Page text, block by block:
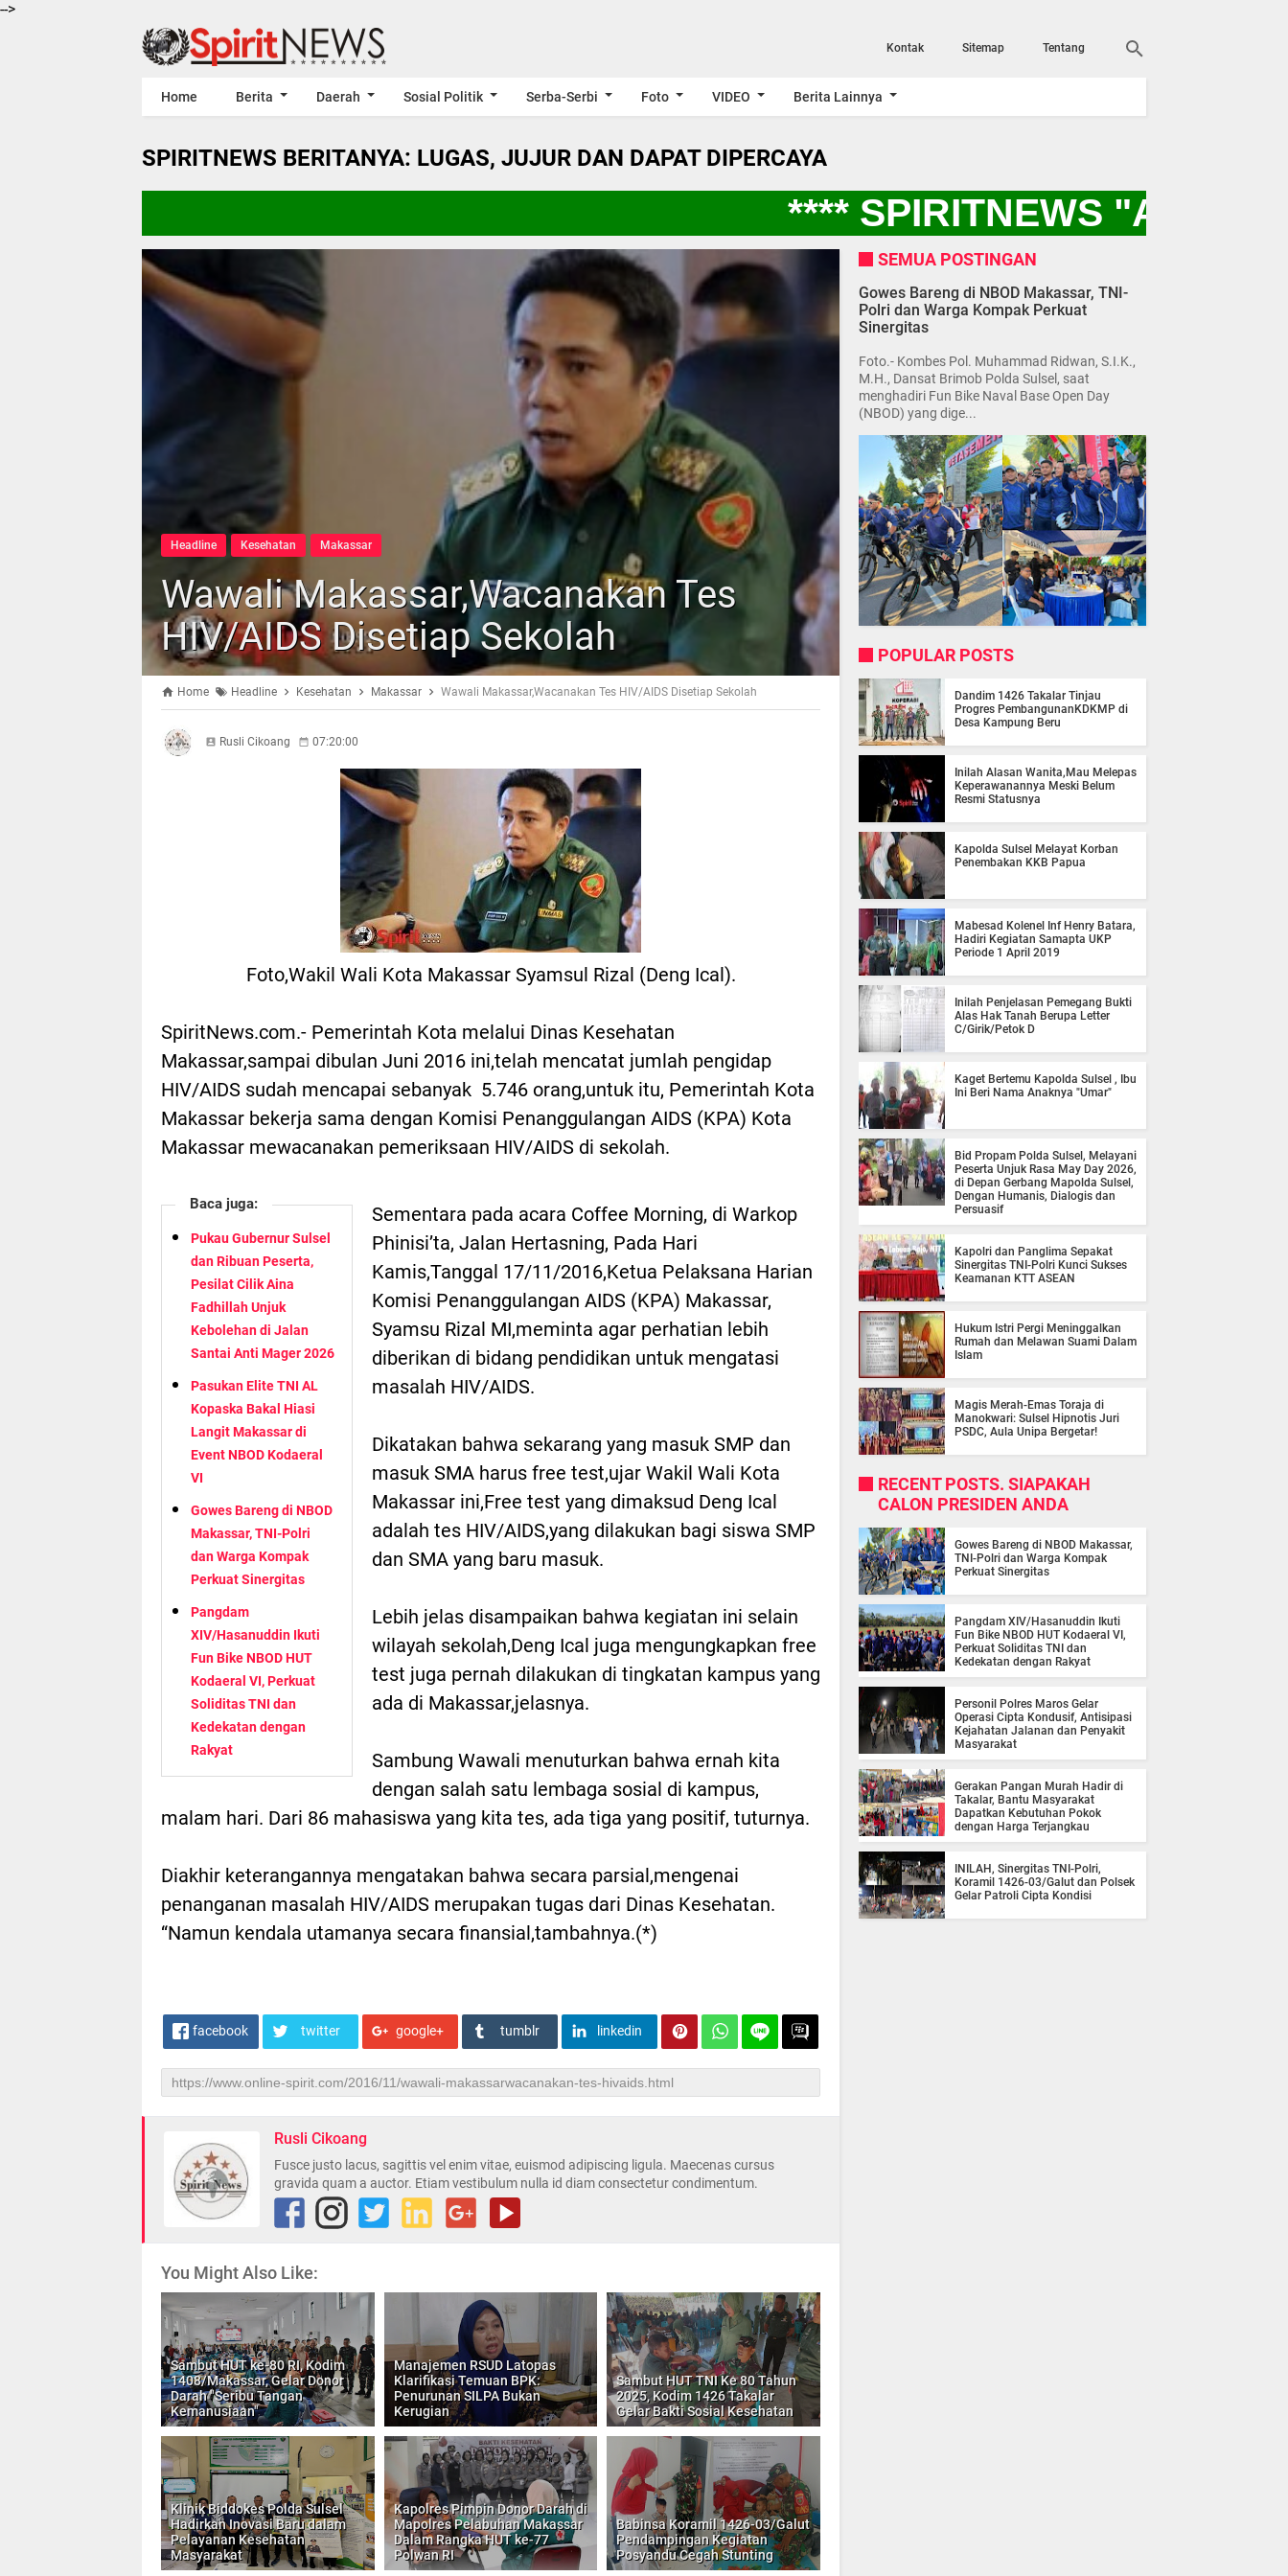
-->
Kontak Sitemap Tentang
Home Berita Daerah Sosial Politik Serba-Serbi Foto VIDEO Berita Lainnya
SPIRITNEWS BERITANYA: LUGAS, JUJUR DAN DAPAT DIPERCAYA
**** SPIRITNEWS "AYO
Headline Kesehatan Makassar
Wawali Makassar,Wacanakan Tes
HIV/AIDS Disetiap Sekolah
Home Headline Kesehatan Makassar Wawali Makassar,Wacanakan Tes HIV/AIDS Disetiap Sekolah
Rusli Cikoang 07:20:00
Foto,Wakil Wali Kota Makassar Syamsul Rizal (Deng Ical).
SpiritNews.com.- Pemerintah Kota melalui Dinas Kesehatan
Makassar,sampai dibulan Juni 2016 ini,telah mencatat jumlah pengidap
HIV/AIDS sudah mencapai sebanyak 5.746 orang,untuk itu, Pemerintah Kota
Makassar bekerja sama dengan Komisi Penanggulangan AIDS (KPA) Kota
Makassar mewacanakan pemeriksaan HIV/AIDS di sekolah.
Baca juga:
Pukau Gubernur Sulsel
dan Ribuan Peserta,
Pesilat Cilik Aina
Fadhillah Unjuk
Kebolehan di Jalan
Santai Anti Mager 2026
Pasukan Elite TNI AL
Kopaska Bakal Hiasi
Langit Makassar di
Event NBOD Kodaeral
VI
Gowes Bareng di NBOD
Makassar, TNI-Polri
dan Warga Kompak
Perkuat Sinergitas
Pangdam
XIV/Hasanuddin Ikuti
Fun Bike NBOD HUT
Kodaeral VI, Perkuat
Soliditas TNI dan
Kedekatan dengan
Rakyat
Sementara pada acara Coffee Morning, di Warkop
Phinisi’ta, Jalan Hertasning, Pada Hari
Kamis,Tanggal 17/11/2016,Ketua Pelaksana Harian
Komisi Penanggulangan AIDS (KPA) Makassar,
Syamsu Rizal MI,meminta agar perhatian lebih
diberikan di bidang pendidikan untuk mengatasi
masalah HIV/AIDS.
Dikatakan bahwa sekarang yang masuk SMP dan
masuk SMA harus free test,ujar Wakil Wali Kota
Makassar ini,Free test yang dimaksud Deng Ical
adalah tes HIV/AIDS,yang dilakukan bagi siswa SMP
dan SMA yang baru masuk.
Lebih jelas disampaikan bahwa kegiatan ini selain
wilayah sekolah,Deng Ical juga mengungkapkan free
test juga pernah dilakukan di tingkatan kampus yang
ada di Makassar,jelasnya.
Sambung Wawali menuturkan bahwa ernah kita
dengan salah satu lembaga sosial di kampus,
malam hari. Dari 86 mahasiswa yang kita tes, ada tiga yang positif, tuturnya.
Diakhir keterangannya mengatakan bahwa secara parsial,mengenai
penanganan masalah HIV/AIDS merupakan tugas dari Dinas Kesehatan.
“Namun kendala utamanya secara finansial,tambahnya.(*)
facebook twitter google+ tumblr linkedin
Rusli Cikoang
Fusce justo lacus, sagittis vel enim vitae, euismod adipiscing ligula. Maecenas cursus
gravida quam a auctor. Etiam vestibulum nulla id diam consectetur condimentum.
You Might Also Like:
Sambut HUT ke-80 RI, Kodim
1408/Makassar, Gelar Donor
Darah "Seribu Tangan
Kemanusiaan"
Manajemen RSUD Latopas
Klarifikasi Temuan BPK:
Penurunan SILPA Bukan
Kerugian
Sambut HUT TNI Ke 80 Tahun
2025, Kodim 1426 Takalar
Gelar Bakti Sosial Kesehatan
Klinik Biddokes Polda Sulsel
Hadirkan Inovasi Baru dalam
Pelayanan Kesehatan
Masyarakat
Kapolres Pimpin Donor Darah di
Mapolres Pelabuhan Makassar
Dalam Rangka HUT ke-77
Polwan RI
Babinsa Koramil 1426-03/Galut
Pendampingan Kegiatan
Posyandu Cegah Stunting
SEMUA POSTINGAN
Gowes Bareng di NBOD Makassar, TNI-
Polri dan Warga Kompak Perkuat
Sinergitas
Foto.- Kombes Pol. Muhammad Ridwan, S.I.K.,
M.H., Dansat Brimob Polda Sulsel, saat
menghadiri Fun Bike Naval Base Open Day
(NBOD) yang dige...
POPULAR POSTS
Dandim 1426 Takalar Tinjau
Progres PembangunanKDKMP di
Desa Kampung Beru
Inilah Alasan Wanita,Mau Melepas
Keperawanannya Meski Belum
Resmi Statusnya
Kapolda Sulsel Melayat Korban
Penembakan KKB Papua
Mabesad Kolenel Inf Henry Batara,
Hadiri Kegiatan Samapta UKP
Periode 1 April 2019
Inilah Penjelasan Pemegang Bukti
Alas Hak Tanah Berupa Letter
C/Girik/Petok D
Kaget Bertemu Kapolda Sulsel , Ibu
Ini Beri Nama Anaknya "Umar"
Bid Propam Polda Sulsel, Melayani
Peserta Unjuk Rasa May Day 2026,
di Depan Gerbang Mapolda Sulsel,
Dengan Humanis, Dialogis dan
Persuasif
Kapolri dan Panglima Sepakat
Sinergitas TNI-Polri Kunci Sukses
Keamanan KTT ASEAN
Hukum Istri Pergi Meninggalkan
Rumah dan Melawan Suami Dalam
Islam
Magis Merah-Emas Toraja di
Manokwari: Sulsel Hipnotis Juri
PSDC, Aula Unipa Bergetar!
RECENT POSTS. SIAPAKAH
CALON PRESIDEN ANDA
Gowes Bareng di NBOD Makassar,
TNI-Polri dan Warga Kompak
Perkuat Sinergitas
Pangdam XIV/Hasanuddin Ikuti
Fun Bike NBOD HUT Kodaeral VI,
Perkuat Soliditas TNI dan
Kedekatan dengan Rakyat
Personil Polres Maros Gelar
Operasi Cipta Kondusif, Antisipasi
Kejahatan Jalanan dan Penyakit
Masyarakat
Gerakan Pangan Murah Hadir di
Takalar, Bantu Masyarakat
Dapatkan Kebutuhan Pokok
dengan Harga Terjangkau
INILAH, Sinergitas TNI-Polri,
Koramil 1426-03/Galut dan Polsek
Gelar Patroli Cipta Kondisi